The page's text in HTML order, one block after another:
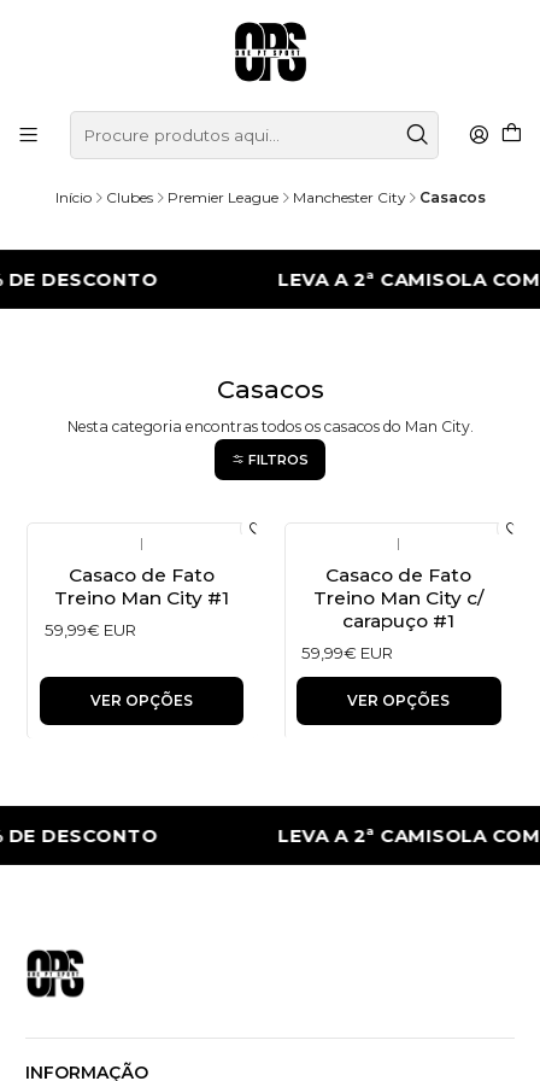
Início Clubes Premier League Manchester City Casacos
DESCONTO LEVA A 2ª CAMISOLA COM
Casacos
Nesta categoria encontras todos os casacos do Man City.
FILTROS
|
Casaco de Fato
Treino Man City #1
59,99€ EUR
VER OPÇÕES
|
Casaco de Fato
Treino Man City c/
carapuço #1
59,99€ EUR
VER OPÇÕES
DESCONTO LEVA A 2ª CAMISOLA COM
INFORMAÇÃO